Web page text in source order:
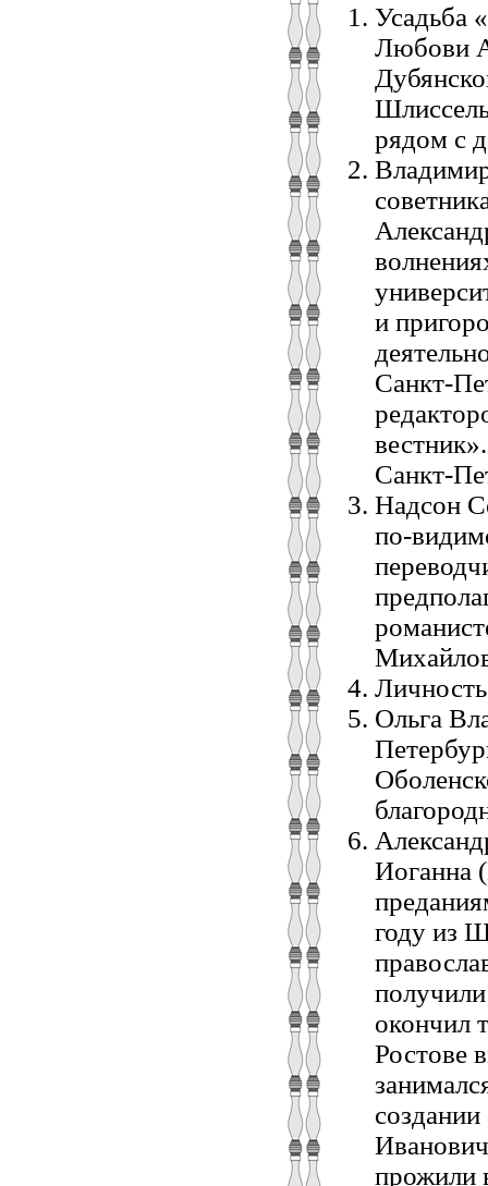
Усадьба
Любови
рядом с
и
Санкт-
Санкт-
Надсон
по-
Ольга
Иоганна
году из
окончил
Ростове
прожили